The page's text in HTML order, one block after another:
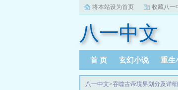
将本站设为首页 收藏八一
八一中文
首 页 玄幻小说 重生
八一中文>吞噬古帝境界划分及详